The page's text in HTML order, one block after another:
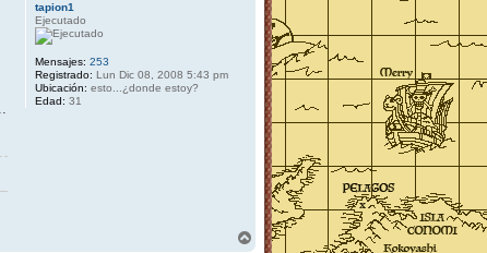
tapion1
Ejecutado
Mensajes: 253
Registrado: Lun Dic 08, 2008 5:43 pm
Ubicación: esto...¿donde estoy?
Edad: 31